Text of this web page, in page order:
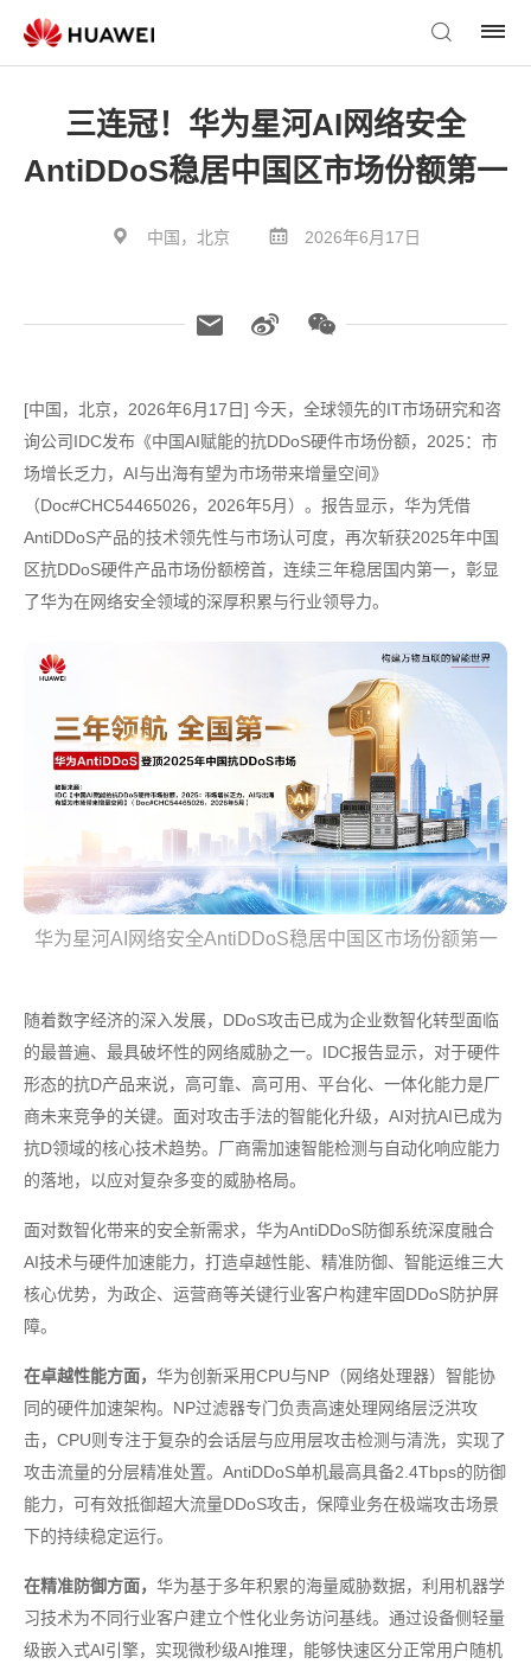
三连冠！华为星河AI网络安全
AntiDDoS稳居中国区市场份额第一
中国，北京 2026年6月17日
[中国，北京，2026年6月17日] 今天，全球领先的IT市场研究和咨
询公司IDC发布《中国AI赋能的抗DDoS硬件市场份额，2025：市
场增长乏力，AI与出海有望为市场带来增量空间》
（Doc#CHC54465026，2026年5月）。报告显示，华为凭借
AntiDDoS产品的技术领先性与市场认可度，再次斩获2025年中国
区抗DDoS硬件产品市场份额榜首，连续三年稳居国内第一，彰显
了华为在网络安全领域的深厚积累与行业领导力。
华为星河AI网络安全AntiDDoS稳居中国区市场份额第一
随着数字经济的深入发展，DDoS攻击已成为企业数智化转型面临
的最普遍、最具破坏性的网络威胁之一。IDC报告显示，对于硬件
形态的抗D产品来说，高可靠、高可用、平台化、一体化能力是厂
商未来竞争的关键。面对攻击手法的智能化升级，AI对抗AI已成为
抗D领域的核心技术趋势。厂商需加速智能检测与自动化响应能力
的落地，以应对复杂多变的威胁格局。
面对数智化带来的安全新需求，华为AntiDDoS防御系统深度融合
AI技术与硬件加速能力，打造卓越性能、精准防御、智能运维三大
核心优势，为政企、运营商等关键行业客户构建牢固DDoS防护屏
障。
在卓越性能方面， 华为创新采用CPU与NP（网络处理器）智能协
同的硬件加速架构。NP过滤器专门负责高速处理网络层泛洪攻
击，CPU则专注于复杂的会话层与应用层攻击检测与清洗，实现了
攻击流量的分层精准处置。AntiDDoS单机最高具备2.4Tbps的防御
能力，可有效抵御超大流量DDoS攻击，保障业务在极端攻击场景
下的持续稳定运行。
在精准防御方面， 华为基于多年积累的海量威胁数据，利用机器学
习技术为不同行业客户建立个性化业务访问基线。通过设备侧轻量
级嵌入式AI引擎，实现微秒级AI推理，能够快速区分正常用户随机